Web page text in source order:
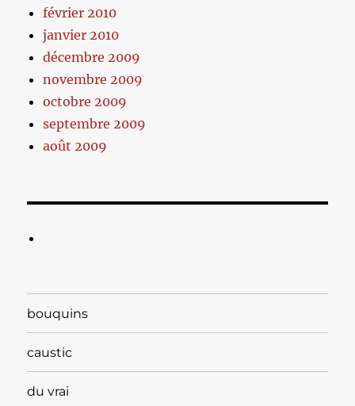
février 2010
janvier 2010
décembre 2009
novembre 2009
octobre 2009
septembre 2009
août 2009
bouquins
caustic
du vrai